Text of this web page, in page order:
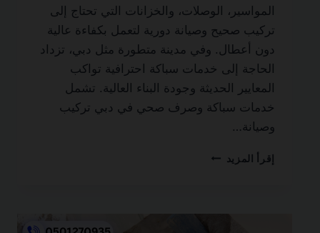
المواسير، الوصلات، والخزانات التي تحتاج إلى
تركيب صحيح وصيانة دورية لتعمل بكفاءة عالية
دون أعطال. وفي مدينة متطورة مثل دبي، تزداد
الحاجة إلى خدمات سباكة احترافية تواكب
المعايير الحديثة وجودة البناء العالية. تشمل
خدمات سباكة وصرف صحي في دبي تركيب
وصيانة…
إقرأ المزيد سباكة
دبي